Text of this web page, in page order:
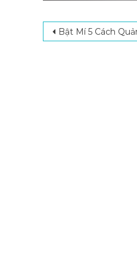
Post
Bật Mí 5 Cách Quản Lý Nhân